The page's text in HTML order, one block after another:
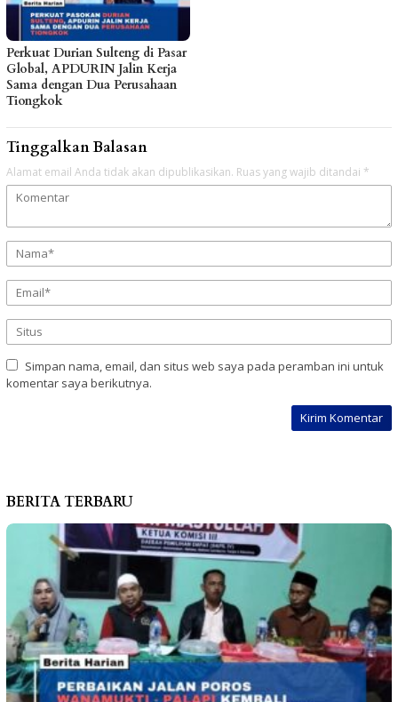
Perkuat Durian Sulteng di Pasar
Global, APDURIN Jalin Kerja
Sama dengan Dua Perusahaan
Tiongkok
Tinggalkan Balasan
Alamat email Anda tidak akan dipublikasikan. Ruas yang wajib ditandai *
Simpan nama, email, dan situs web saya pada peramban ini untuk
komentar saya berikutnya.
BERITA TERBARU